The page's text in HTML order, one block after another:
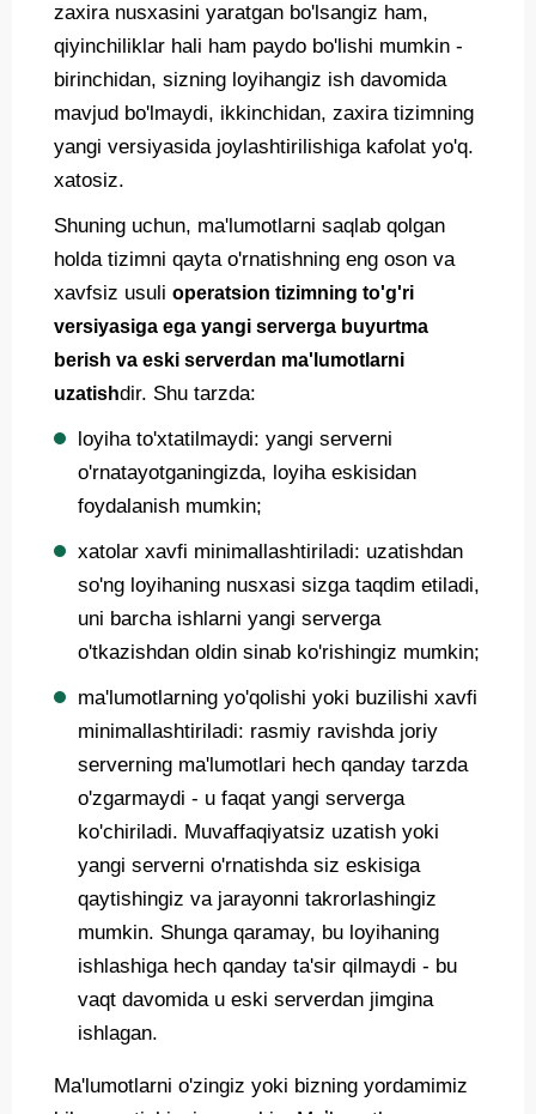
zaxira nusxasini yaratgan bo'lsangiz ham,
qiyinchiliklar hali ham paydo bo'lishi mumkin -
birinchidan, sizning loyihangiz ish davomida
mavjud bo'lmaydi, ikkinchidan, zaxira tizimning
yangi versiyasida joylashtirilishiga kafolat yo'q.
xatosiz.
Shuning uchun, ma'lumotlarni saqlab qolgan
holda tizimni qayta o'rnatishning eng oson va
xavfsiz usuli operatsion tizimning to'g'ri
versiyasiga ega yangi serverga buyurtma
berish va eski serverdan ma'lumotlarni
uzatishdir. Shu tarzda:
loyiha to'xtatilmaydi: yangi serverni
o'rnatayotganingizda, loyiha eskisidan
foydalanish mumkin;
xatolar xavfi minimallashtiriladi: uzatishdan
so'ng loyihaning nusxasi sizga taqdim etiladi,
uni barcha ishlarni yangi serverga
o'tkazishdan oldin sinab ko'rishingiz mumkin;
ma'lumotlarning yo'qolishi yoki buzilishi xavfi
minimallashtiriladi: rasmiy ravishda joriy
serverning ma'lumotlari hech qanday tarzda
o'zgarmaydi - u faqat yangi serverga
ko'chiriladi. Muvaffaqiyatsiz uzatish yoki
yangi serverni o'rnatishda siz eskisiga
qaytishingiz va jarayonni takrorlashingiz
mumkin. Shunga qaramay, bu loyihaning
ishlashiga hech qanday ta'sir qilmaydi - bu
vaqt davomida u eski serverdan jimgina
ishlagan.
Ma'lumotlarni o'zingiz yoki bizning yordamimiz